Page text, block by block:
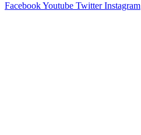
FacebookYoutube Twitter Instagram